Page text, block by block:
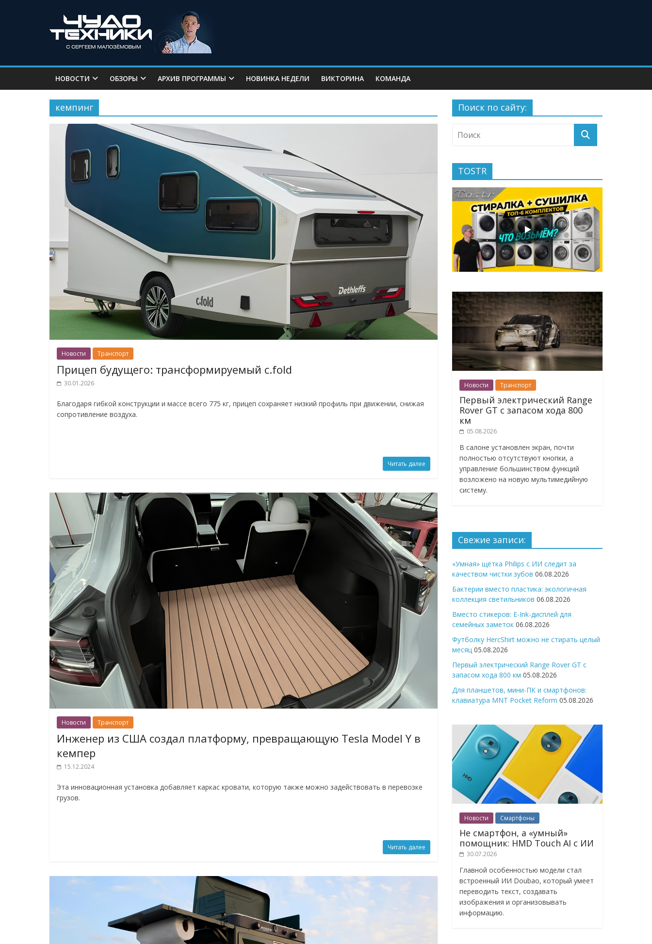
НОВОСТИ ОБЗОРЫ АРХИВ ПРОГРАММЫ НОВИНКА НЕДЕЛИ ВИКТОРИНА КОМАНДА
кемпинг
Новости Транспорт
Прицеп будущего: трансформируемый c.fold
30.01.2026
Благодаря гибкой конструкции и массе всего 775 кг, прицеп сохраняет низкий профиль при движении, снижая
сопротивление воздуха.
Читать далее
Новости Транспорт
Инженер из США создал платформу, превращающую Tesla Model Y в
кемпер
15.12.2024
Эта инновационная установка добавляет каркас кровати, которую также можно задействовать в перевозке
грузов.
Читать далее
Поиск по сайту:
TOSTR
Новости Транспорт
Первый электрический Range
Rover GT с запасом хода 800
км
05.08.2026
В салоне установлен экран, почти
полностью отсутствуют кнопки, а
управление большинством функций
возложено на новую мультимедийную
систему.
Свежие записи:
«Умная» щётка Philips с ИИ следит за
качеством чистки зубов 06.08.2026
Бактерии вместо пластика: экологичная
коллекция светильников 06.08.2026
Вместо стикеров: E-Ink-дисплей для
семейных заметок 06.08.2026
Футболку HercShirt можно не стирать целый
месяц 05.08.2026
Первый электрический Range Rover GT с
запасом хода 800 км 05.08.2026
Для планшетов, мини-ПК и смартфонов:
клавиатура MNT Pocket Reform 05.08.2026
Новости Смартфоны
Не смартфон, а «умный»
помощник: HMD Touch AI с ИИ
30.07.2026
Главной особенностью модели стал
встроенный ИИ Doubao, который умеет
переводить текст, создавать
изображения и организовывать
информацию.